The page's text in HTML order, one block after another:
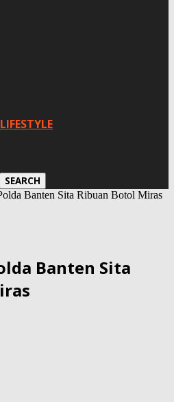
Banten Sita Ribuan Botol Miras
Banten Sita